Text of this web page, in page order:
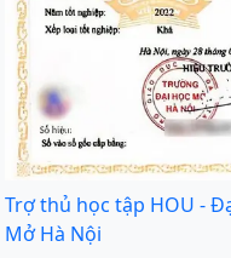
Trợ thủ học tập HOU -
Mở Hà Nội